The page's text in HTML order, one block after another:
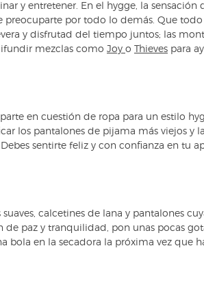
y entretener. En el hygge, la sensación
preocuparte por todo lo demás. Que
y disfrutad del tiempo juntos; las
mezclas como Joy o Thieves para
en cuestión de ropa para un estilo
los pantalones de pijama más viejos y
sentirte feliz y con confianza en tu
calcetines de lana y pantalones
de paz y tranquilidad, pon unas pocas
bola en la secadora la próxima vez que